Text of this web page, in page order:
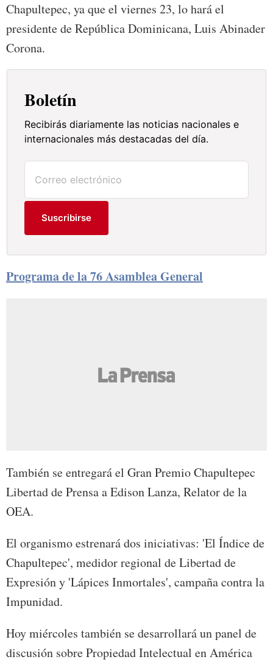
Chapultepec, ya que el viernes 23, lo hará el
presidente de República Dominicana, Luis Abinader
Corona.
Boletín
Recibirás diariamente las noticias nacionales e
internacionales más destacadas del día.
Suscribirse
Programa de la 76 Asamblea General
También se entregará el Gran Premio Chapultepec
Libertad de Prensa a Edison Lanza, Relator de la
OEA.
El organismo estrenará dos iniciativas: 'El Índice de
Chapultepec', medidor regional de Libertad de
Expresión y 'Lápices Inmortales', campaña contra la
Impunidad.
Hoy miércoles también se desarrollará un panel de
discusión sobre Propiedad Intelectual en América